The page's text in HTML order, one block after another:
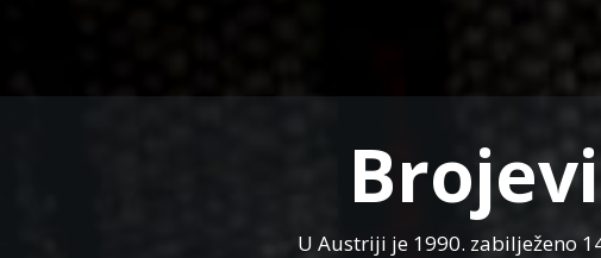
U Austriji je 1990. zabilježeno